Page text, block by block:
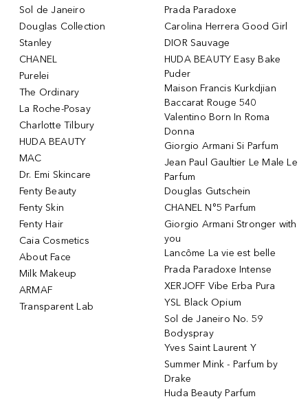
Sol de Janeiro
Douglas Collection
Stanley
CHANEL
Purelei
The Ordinary
La Roche-Posay
Charlotte Tilbury
HUDA BEAUTY
MAC
Dr. Emi Skincare
Fenty Beauty
Fenty Skin
Fenty Hair
Caia Cosmetics
About Face
Milk Makeup
ARMAF
Transparent Lab
Prada Paradoxe
Carolina Herrera Good Girl
DIOR Sauvage
HUDA BEAUTY Easy Bake
Puder
Maison Francis Kurkdjian
Baccarat Rouge 540
Valentino Born In Roma
Donna
Giorgio Armani Si Parfum
Jean Paul Gaultier Le Male Le
Parfum
Douglas Gutschein
CHANEL N°5 Parfum
Giorgio Armani Stronger with
you
Lancôme La vie est belle
Prada Paradoxe Intense
XERJOFF Vibe Erba Pura
YSL Black Opium
Sol de Janeiro No. 59
Bodyspray
Yves Saint Laurent Y
Summer Mink - Parfum by
Drake
Huda Beauty Parfum